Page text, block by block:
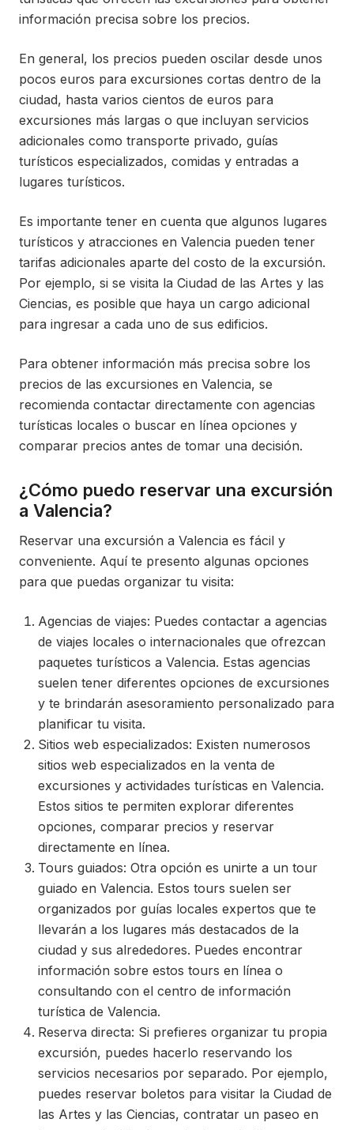
información precisa sobre los precios.
En general, los precios pueden oscilar desde unos
pocos euros para excursiones cortas dentro de la
ciudad, hasta varios cientos de euros para
excursiones más largas o que incluyan servicios
adicionales como transporte privado, guías
turísticos especializados, comidas y entradas a
lugares turísticos.
Es importante tener en cuenta que algunos lugares
turísticos y atracciones en Valencia pueden tener
tarifas adicionales aparte del costo de la excursión.
Por ejemplo, si se visita la Ciudad de las Artes y las
Ciencias, es posible que haya un cargo adicional
para ingresar a cada uno de sus edificios.
Para obtener información más precisa sobre los
precios de las excursiones en Valencia, se
recomienda contactar directamente con agencias
turísticas locales o buscar en línea opciones y
comparar precios antes de tomar una decisión.
¿Cómo puedo reservar una excursión
a Valencia?
Reservar una excursión a Valencia es fácil y
conveniente. Aquí te presento algunas opciones
para que puedas organizar tu visita:
Agencias de viajes: Puedes contactar a agencias
de viajes locales o internacionales que ofrezcan
paquetes turísticos a Valencia. Estas agencias
suelen tener diferentes opciones de excursiones
y te brindarán asesoramiento personalizado para
planificar tu visita.
Sitios web especializados: Existen numerosos
sitios web especializados en la venta de
excursiones y actividades turísticas en Valencia.
Estos sitios te permiten explorar diferentes
opciones, comparar precios y reservar
directamente en línea.
Tours guiados: Otra opción es unirte a un tour
guiado en Valencia. Estos tours suelen ser
organizados por guías locales expertos que te
llevarán a los lugares más destacados de la
ciudad y sus alrededores. Puedes encontrar
información sobre estos tours en línea o
consultando con el centro de información
turística de Valencia.
Reserva directa: Si prefieres organizar tu propia
excursión, puedes hacerlo reservando los
servicios necesarios por separado. Por ejemplo,
puedes reservar boletos para visitar la Ciudad de
las Artes y las Ciencias, contratar un paseo en